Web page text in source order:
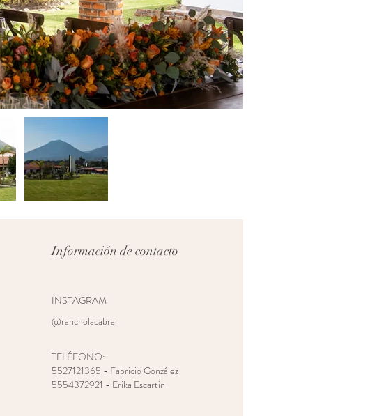
Información de contacto
INSTAGRAM
@rancholacabra
TELÉFONO:
5527121365 - Fabricio González
5554372921 - Erika Escartin